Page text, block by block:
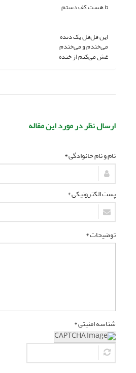
تا هست کف دستم
این قل‌قل یک دنده
می‌خندم و می‌خندم
غش می‌کنم از خنده
ارسال نظر در مورد این مقاله
نام و نام خانوادگی *
پست الکترونیکی *
توضیحات *
شناسه امنیتی *